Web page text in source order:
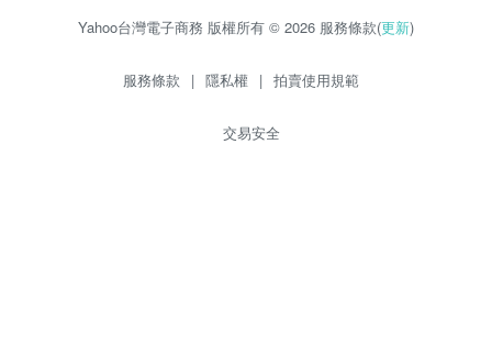
Yahoo台灣電子商務 版權所有 © 2026 服務條款(更新)
服務條款 | 隱私權 | 拍賣使用規範
交易安全